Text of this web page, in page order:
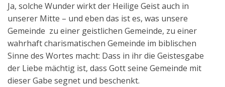
Ja, solche Wunder wirkt der Heilige Geist auch in
unserer Mitte – und eben das ist es, was unsere
Gemeinde zu einer geistlichen Gemeinde, zu einer
wahrhaft charismatischen Gemeinde im biblischen
Sinne des Wortes macht: Dass in ihr die Geistesgabe
der Liebe mächtig ist, dass Gott seine Gemeinde mit
dieser Gabe segnet und beschenkt.